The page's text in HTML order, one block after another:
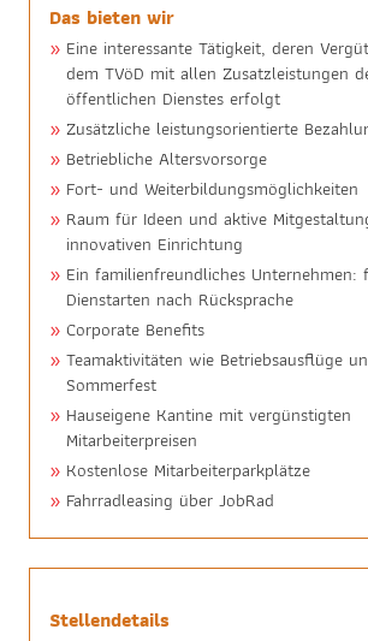
Das bieten wir
Eine interessante Tätigkeit, deren
dem TVöD mit allen Zusatzleistungen
öffentlichen Dienstes erfolgt
Zusätzliche leistungsorientierte
Betriebliche Altersvorsorge
Fort- und Weiterbildungsmöglichkeiten
Raum für Ideen und aktive
innovativen Einrichtung
Ein familienfreundliches Unternehmen:
Dienstarten nach Rücksprache
Corporate Benefits
Teamaktivitäten wie Betriebsausflüge
Sommerfest
Hauseigene Kantine mit vergünstigten
Mitarbeiterpreisen
Kostenlose Mitarbeiterparkplätze
Fahrradleasing über JobRad
Stellendetails